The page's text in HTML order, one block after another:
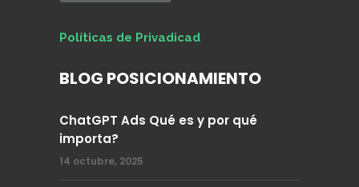
Políticas de Privadicad
BLOG POSICIONAMIENTO
ChatGPT Ads Qué es y por qué
importa?
14 octubre, 2025